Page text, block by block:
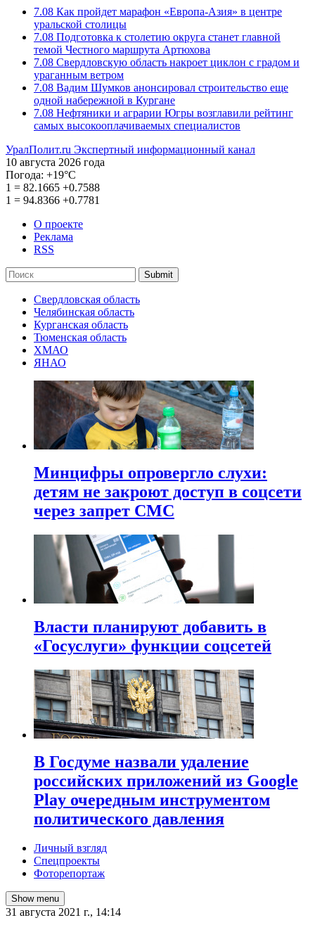
7.08 Как пройдет марафон «Европа-Азия» в центре
уральской столицы
7.08 Подготовка к столетию округа станет главной
темой Честного маршрута Артюхова
7.08 Свердловскую область накроет циклон с градом и
ураганным ветром
7.08 Вадим Шумков анонсировал строительство еще
одной набережной в Кургане
7.08 Нефтяники и аграрии Югры возглавили рейтинг
самых высокооплачиваемых специалистов
УралПолит.ru Экспертный информационный канал
10 августа 2026 года
Погода: +19°С
1 = 82.1665 +0.7588
1 = 94.8366 +0.7781
О проекте
Реклама
RSS
Submit
Свердловская область
Челябинская область
Курганская область
Тюменская область
ХМАО
ЯНАО
Минцифры опровергло слухи:
детям не закроют доступ в соцсети
через запрет СМС
Власти планируют добавить в
«Госуслуги» функции соцсетей
В Госдуме назвали удаление
российских приложений из Google
Play очередным инструментом
политического давления
Личный взгляд
Спецпроекты
Фоторепортаж
Show menu
31 августа 2021 г., 14:14